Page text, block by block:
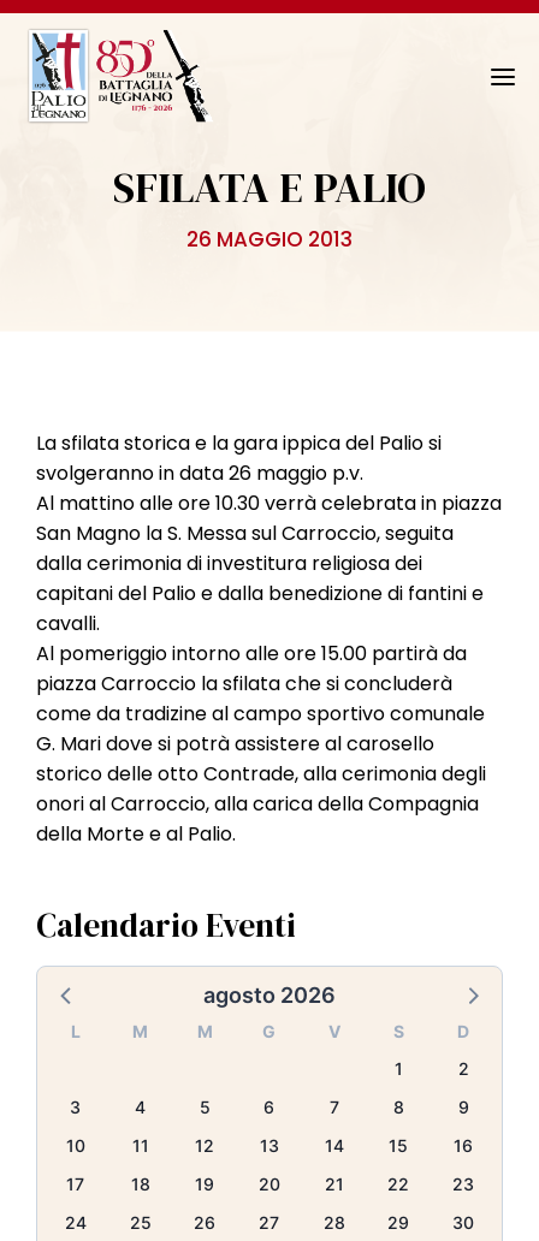
N
SFILATA E PALIO
26 MAGGIO 2013
La sfilata storica e la gara ippica del Palio si
svolgeranno in data 26 maggio p.v.
Al mattino alle ore 10.30 verrà celebrata in piazza
San Magno la S. Messa sul Carroccio, seguita
dalla cerimonia di investitura religiosa dei
capitani del Palio e dalla benedizione di fantini e
cavalli.
Al pomeriggio intorno alle ore 15.00 partirà da
piazza Carroccio la sfilata che si concluderà
come da tradizine al campo sportivo comunale
G. Mari dove si potrà assistere al carosello
storico delle otto Contrade, alla cerimonia degli
onori al Carroccio, alla carica della Compagnia
della Morte e al Palio.
Calendario Eventi
agosto 2026
L M M G V S
D
1
2
3
4 5 6 7 8
9
10
11 12 13 14 15
16
17
18 19 20 21 22
23
24
25 26 27 28 29
30